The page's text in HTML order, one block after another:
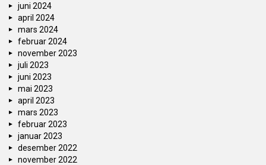
juni 2024
april 2024
mars 2024
februar 2024
november 2023
juli 2023
juni 2023
mai 2023
april 2023
mars 2023
februar 2023
januar 2023
desember 2022
november 2022